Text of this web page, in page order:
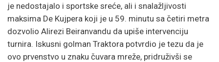
je nedostajalo i sportske sreće, ali i snalažljivosti
maksima De Kujpera koji je u 59. minutu sa četiri metra
dozvolio Alirezi Beiranvandu da upiše intervenciju
turnira. Iskusni golman Traktora potvrdio je tezu da je
ovo prvenstvo u znaku čuvara mreže, pridruživši se